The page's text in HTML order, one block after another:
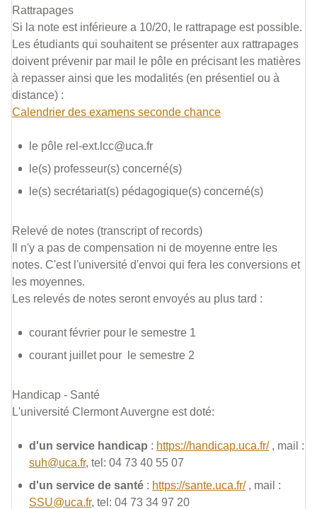
Rattrapages
Si la note est inférieure a 10/20, le rattrapage est possible.
Les étudiants qui souhaitent se présenter aux rattrapages
doivent prévenir par mail le pôle en précisant les matières
à repasser ainsi que les modalités (en présentiel ou à
distance) :
Calendrier des examens seconde chance
le pôle rel-ext.lcc@uca.fr
le(s) professeur(s) concerné(s)
le(s) secrétariat(s) pédagogique(s) concerné(s)
Relevé de notes (transcript of records)
Il n'y a pas de compensation ni de moyenne entre les
notes. C'est l'université d'envoi qui fera les conversions et
les moyennes.
Les relevés de notes seront envoyés au plus tard :
courant février pour le semestre 1
courant juillet pour le semestre 2
Handicap - Santé
L'université Clermont Auvergne est doté:
d'un service handicap : https://handicap.uca.fr/, mail :
suh@uca.fr, tel: 04 73 40 55 07
d'un service de santé : https://sante.uca.fr/, mail :
SSU@uca.fr, tel: 04 73 34 97 20